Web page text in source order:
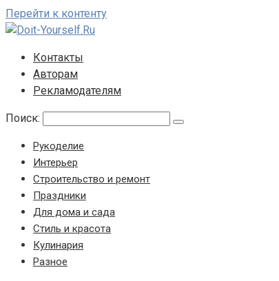
Перейти к контенту
Контакты
Авторам
Рекламодателям
Поиск:
Рукоделие
Интерьер
Строительство и ремонт
Праздники
Для дома и сада
Стиль и красота
Кулинария
Разное